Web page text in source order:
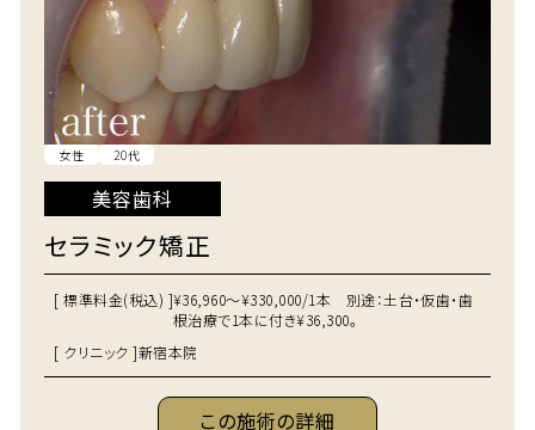
女性 20代
美容歯科
セラミック矯正
[ 標準料金(税込) ]¥36,960～¥330,000/1本 別途：土台・仮歯・歯
根治療で1本に付き¥36,300。
[ クリニック ]新宿本院
この施術の詳細